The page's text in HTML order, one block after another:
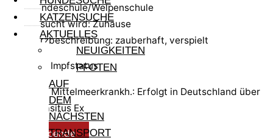
KATZENSUCHE
AKTUELLES
NEUIGKEITEN
PFOTEN
AUF
DEM
NÄCHSTEN
TRANSPORT
Hundeschule/Welpenschule
gesucht wird: Zuhause
Kurzbeschreibung: zauberhaft, verspielt
Test- und Impfstatus
Test Mittelmeerkrankh.: Erfolgt in Deutschland über
Parasitus Ex
Reisespende